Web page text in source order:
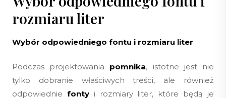
rozmiaru liter
Wybór odpowiedniego fontu i rozmiaru liter
Podczas projektowania pomnika, istotne jest nie
tylko dobranie właściwych treści, ale również
odpowiednie fontyi rozmiary liter, które będą je